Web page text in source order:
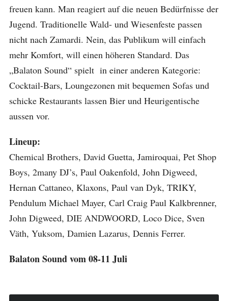
freuen kann. Man reagiert auf die neuen Bedürfnisse der
Jugend. Traditionelle Wald- und Wiesenfeste passen
nicht nach Zamardi. Nein, das Publikum will einfach
mehr Komfort, will einen höheren Standard. Das
„Balaton Sound“ spielt in einer anderen Kategorie:
Cocktail-Bars, Loungezonen mit bequemen Sofas und
schicke Restaurants lassen Bier und Heurigentische
aussen vor.
Lineup:
Chemical Brothers, David Guetta, Jamiroquai, Pet Shop
Boys, 2many DJ’s, Paul Oakenfold, John Digweed,
Hernan Cattaneo, Klaxons, Paul van Dyk, TRIKY,
Pendulum Michael Mayer, Carl Craig Paul Kalkbrenner,
John Digweed, DIE ANDWOORD, Loco Dice, Sven
Väth, Yuksom, Damien Lazarus, Dennis Ferrer.
Balaton Sound vom 08-11 Juli